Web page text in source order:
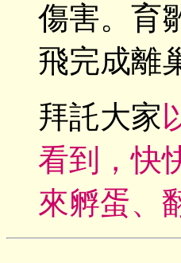
傷害。育
飛完成離
拜託大家
看到，快
來孵蛋、